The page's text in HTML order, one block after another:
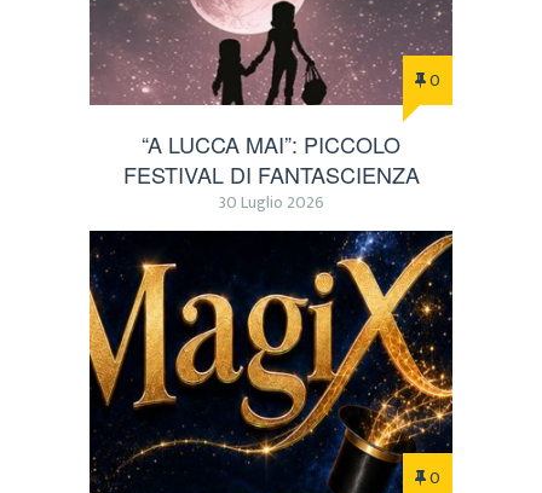
0
“A LUCCA MAI”: PICCOLO
FESTIVAL DI FANTASCIENZA
30 Luglio 2026
0